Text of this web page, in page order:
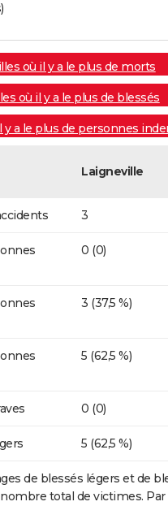
où il y a le plus de morts
où il y a le plus de blessés
y a le plus de personnes
Laigneville
3
0 (0)
3 (37,5 %)
5 (62,5 %)
0 (0)
5 (62,5 %)
de blessés légers et de
total de victimes. Par